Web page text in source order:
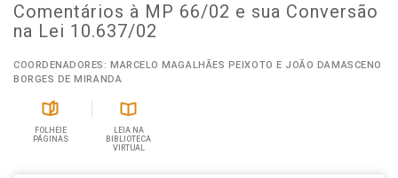
Comentários à MP 66/02 e sua Conversão
na Lei 10.637/02
COORDENADORES: MARCELO MAGALHÃES PEIXOTO E JOÃO DAMASCENO
BORGES DE MIRANDA
FOLHEIE
PÁGINAS
LEIA NA
BIBLIOTECA
VIRTUAL